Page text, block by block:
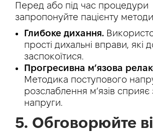
Перед або під час процедури
запропонуйте пацієнту методи
Глибоке дихання.
прості дихальні вправи, які
заспокоїтися.
Прогресивна м’язова
Методика поступового
розслаблення м’язів сприяє
напруги.
5. Обговорюйте